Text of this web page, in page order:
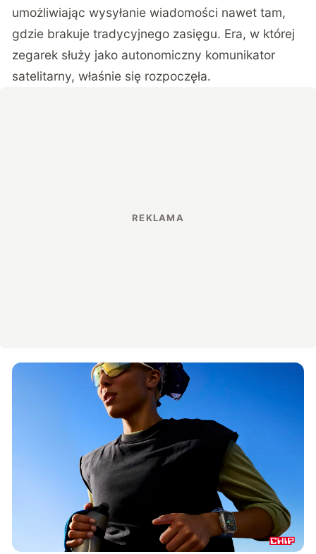
umożliwiając wysyłanie wiadomości nawet tam,
gdzie brakuje tradycyjnego zasięgu. Era, w której
zegarek służy jako autonomiczny komunikator
satelitarny, właśnie się rozpoczęła.